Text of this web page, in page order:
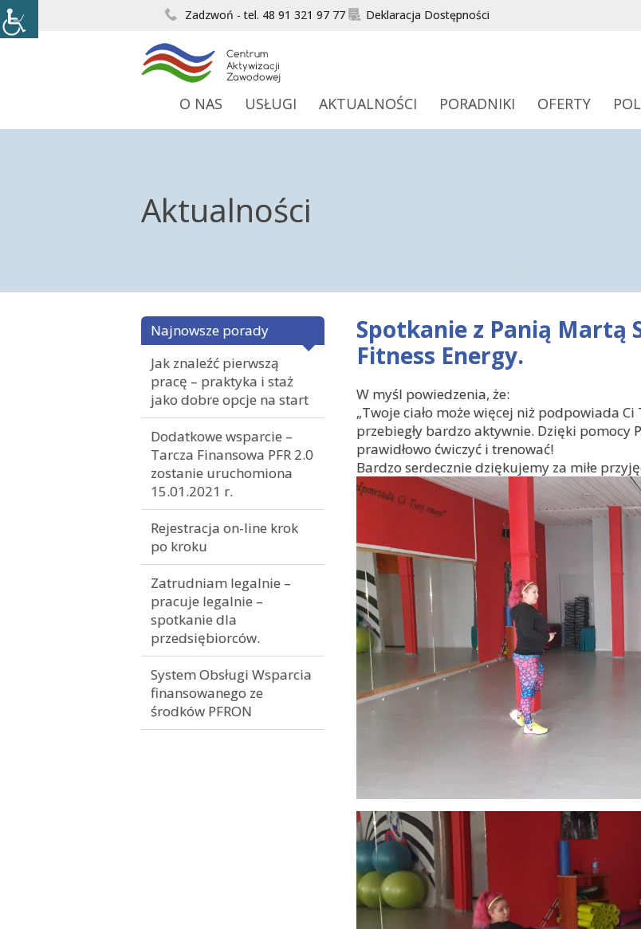
Zadzwoń - tel. 48 91 321 97 77 Deklaracja Dostępności
O NAS USŁUGI AKTUALNOŚCI PORADNIKI OFERTY
Aktualności
Spotkanie z Panią Martą
Fitness Energy.
W myśl powiedzenia, że:
„Twoje ciało może więcej niż podpowiada
przebiegły bardzo aktywnie. Dzięki pomocy
prawidłowo ćwiczyć i trenować!
Bardzo serdecznie dziękujemy za miłe
Najnowsze porady
Jak znaleźć pierwszą
pracę – praktyka i staż
jako dobre opcje na start
Dodatkowe wsparcie –
Tarcza Finansowa PFR 2.0
zostanie uruchomiona
15.01.2021 r.
Rejestracja on-line krok
po kroku
Zatrudniam legalnie –
pracuje legalnie –
spotkanie dla
przedsiębiorców.
System Obsługi Wsparcia
finansowanego ze
środków PFRON